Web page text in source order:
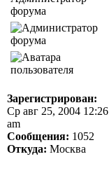
форума
Зарегистрирован:
Ср авг 25, 2004 12:26
am
Сообщения: 1052
Откуда: Москва